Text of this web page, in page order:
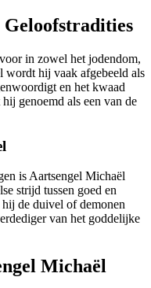
in zowel het jodendom,
wordt hij vaak afgebeeld als
en het kwaad
genoemd als een van de
is Aartsengel Michaël
strijd tussen goed en
de duivel of demonen
van het goddelijke
Michaël